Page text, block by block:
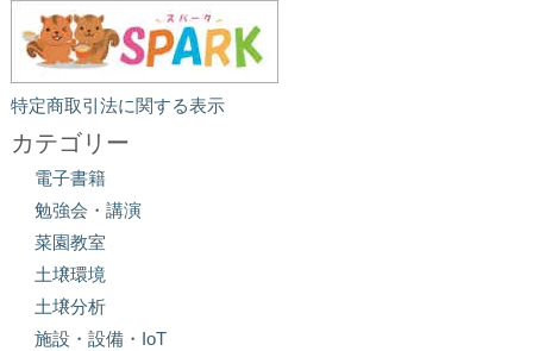
特定商取引法に関する表示
カテゴリー
電子書籍
勉強会・講演
菜園教室
土壌環境
土壌分析
施設・設備・IoT